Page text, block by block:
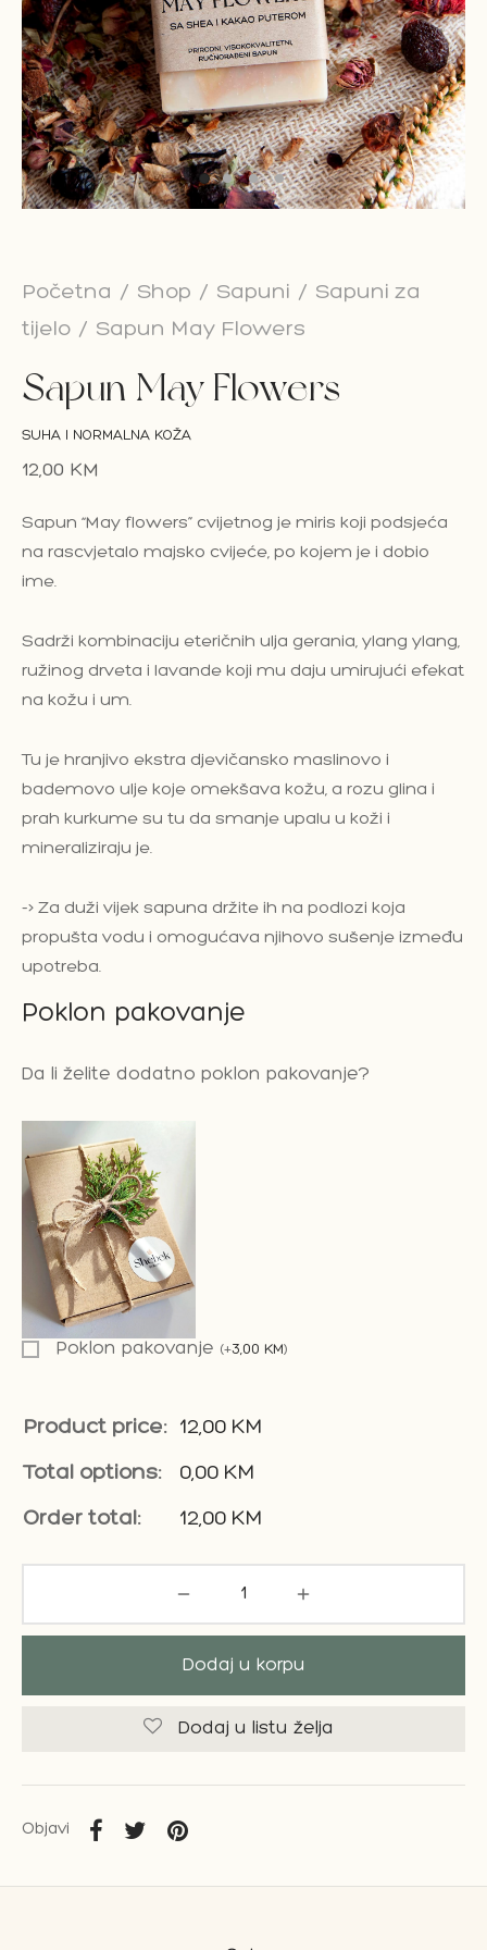
Početna / Shop / Sapuni / Sapuni za
tijelo / Sapun May Flowers
Sapun May Flowers
SUHA I NORMALNA KOŽA
12,00 KM
Sapun “May flowers” cvijetnog je miris koji podsjeća
na rascvjetalo majsko cvijeće, po kojem je i dobio
ime.
Sadrži kombinaciju eteričnih ulja gerania, ylang ylang,
ružinog drveta i lavande koji mu daju umirujući efekat
na kožu i um.
Tu je hranjivo ekstra djevičansko maslinovo i
bademovo ulje koje omekšava kožu, a rozu glina i
prah kurkume su tu da smanje upalu u koži i
mineraliziraju je.
-> Za duži vijek sapuna držite ih na podlozi koja
propušta vodu i omogućava njihovo sušenje između
upotreba.
Poklon pakovanje
Da li želite dodatno poklon pakovanje?
Poklon pakovanje (+3,00 KM)
Product price: 12,00 KM
Total options: 0,00 KM
Order total: 12,00 KM
Dodaj u korpu
Dodaj u listu želja
Objavi
Bar
paketi